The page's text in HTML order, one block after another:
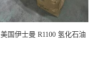
美国伊士曼 R1100 氢化石油